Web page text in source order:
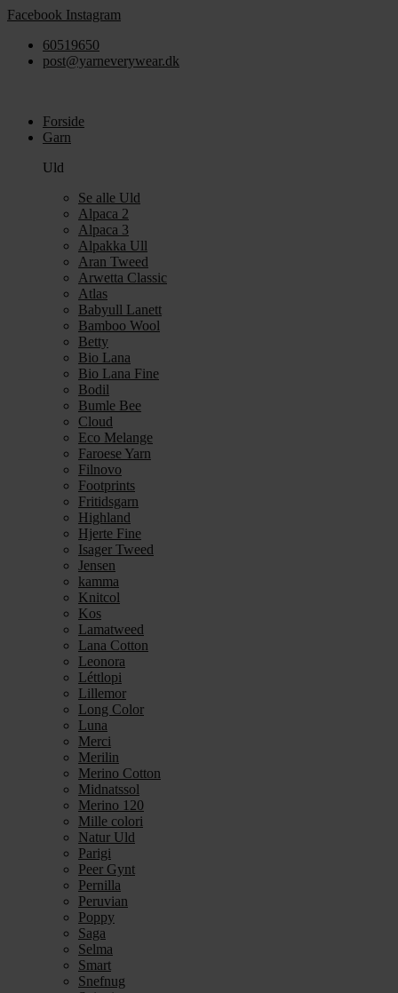
Videre
indhold
Facebook Instagram
60519650
post@yarneverywear.dk
Forside
Garn
Uld
Se alle Uld
Alpaca 2
Alpaca 3
Alpakka Ull
Aran Tweed
Arwetta Classic
Atlas
Babyull Lanett
Bamboo Wool
Betty
Bio Lana
Bio Lana Fine
Bodil
Bumle Bee
Cloud
Eco Melange
Faroese Yarn
Filnovo
Footprints
Fritidsgarn
Highland
Hjerte Fine
Isager Tweed
Jensen
kamma
Knitcol
Kos
Lamatweed
Lana Cotton
Leonora
Léttlopi
Lillemor
Long Color
Luna
Merci
Merilin
Merino Cotton
Midnatssol
Merino 120
Mille colori
Natur Uld
Parigi
Peer Gynt
Pernilla
Peruvian
Poppy
Saga
Selma
Smart
Snefnug